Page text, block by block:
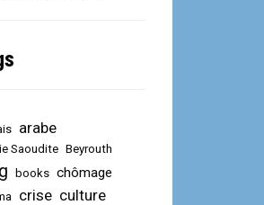
arabe
Saoudite Beyrouth
books chômage
crise culture